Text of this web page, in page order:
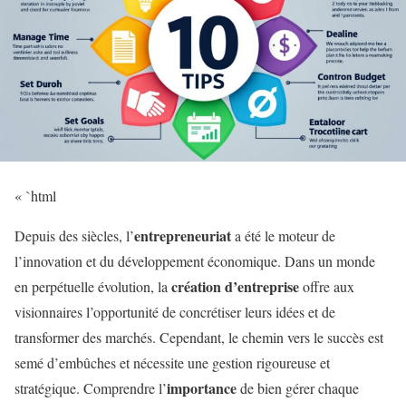
« `html
Depuis des siècles, l’entrepreneuriata été le moteur de
l’innovation et du développement économique. Dans un monde
en perpétuelle évolution, la création d’entrepriseoffre aux
visionnaires l’opportunité de concrétiser leurs idées et de
transformer des marchés. Cependant, le chemin vers le succès est
semé d’embûches et nécessite une gestion rigoureuse et
stratégique. Comprendre l’importancede bien gérer chaque